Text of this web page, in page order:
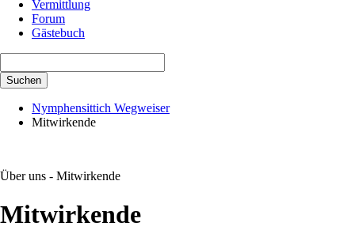
Vermittlung
Forum
Gästebuch
Suchen
Nymphensittich Wegweiser
Mitwirkende
Über uns - Mitwirkende
Mitwirkende